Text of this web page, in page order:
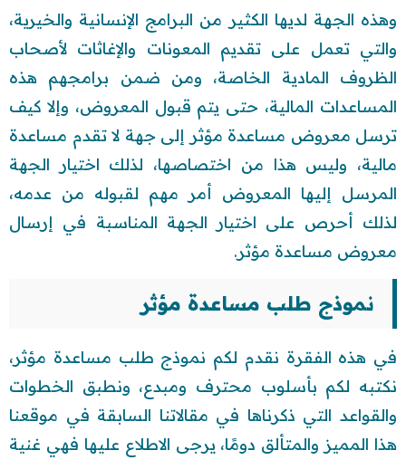
وهذه الجهة لديها الكثير من البرامج الإنسانية والخيرية،
والتي تعمل على تقديم المعونات والإغاثات لأصحاب
الظروف المادية الخاصة، ومن ضمن برامجهم هذه
المساعدات المالية، حتى يتم قبول المعروض، وإلا كيف
ترسل معروض مساعدة مؤثر إلى جهة لا تقدم مساعدة
مالية، وليس هذا من اختصاصها، لذلك اختيار الجهة
المرسل إليها المعروض أمر مهم لقبوله من عدمه،
لذلك أحرص على اختيار الجهة المناسبة في إرسال
معروض مساعدة مؤثر.
نموذج طلب مساعدة مؤثر
في هذه الفقرة نقدم لكم نموذج طلب مساعدة مؤثر،
نكتبه لكم بأسلوب محترف ومبدع، ونطبق الخطوات
والقواعد التي ذكرناها في مقالاتنا السابقة في موقعنا
هذا المميز والمتألق دومًا، يرجى الاطلاع عليها فهي غنية